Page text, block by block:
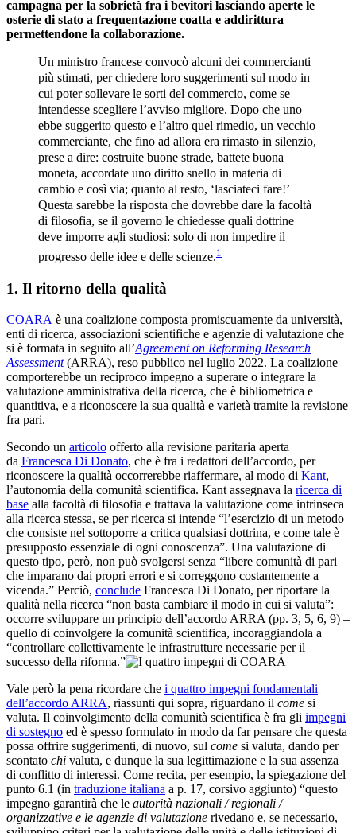
campagna per la sobrietà fra i bevitori lasciando aperte le
osterie di stato a frequentazione coatta e addirittura
permettendone la collaborazione.
Un ministro francese convocò alcuni dei commercianti
più stimati, per chiedere loro suggerimenti sul modo in
cui poter sollevare le sorti del commercio, come se
intendesse scegliere l’avviso migliore. Dopo che uno
ebbe suggerito questo e l’altro quel rimedio, un vecchio
commerciante, che fino ad allora era rimasto in silenzio,
prese a dire: costruite buone strade, battete buona
moneta, accordate uno diritto snello in materia di
cambio e così via; quanto al resto, ‘lasciateci fare!’
Questa sarebbe la risposta che dovrebbe dare la facoltà
di filosofia, se il governo le chiedesse quali dottrine
deve imporre agli studiosi: solo di non impedire il
progresso delle idee e delle scienze.1
1. Il ritorno della qualità
COARA è una coalizione composta promiscuamente da università,
enti di ricerca, associazioni scientifiche e agenzie di valutazione che
si è formata in seguito all’Agreement on Reforming Research
Assessment(ARRA), reso pubblico nel luglio 2022. La coalizione
comporterebbe un reciproco impegno a superare o integrare la
valutazione amministrativa della ricerca, che è bibliometrica e
quantitiva, e a riconoscere la sua qualità e varietà tramite la revisione
fra pari.
Secondo un articolo offerto alla revisione paritaria aperta
da Francesca Di Donato, che è fra i redattori dell’accordo, per
riconoscere la qualità occorrerebbe riaffermare, al modo di Kant,
l’autonomia della comunità scientifica. Kant assegnava la ricerca di
base alla facoltà di filosofia e trattava la valutazione come intrinseca
alla ricerca stessa, se per ricerca si intende “l’esercizio di un metodo
che consiste nel sottoporre a critica qualsiasi dottrina, e come tale è
presupposto essenziale di ogni conoscenza”. Una valutazione di
questo tipo, però, non può svolgersi senza “libere comunità di pari
che imparano dai propri errori e si correggono costantemente a
vicenda.” Perciò, conclude Francesca Di Donato, per riportare la
qualità nella ricerca “non basta cambiare il modo in cui si valuta”:
occorre sviluppare un principio dell’accordo ARRA (pp. 3, 5, 6, 9) –
quello di coinvolgere la comunità scientifica, incoraggiandola a
“controllare collettivamente le infrastrutture necessarie per il
successo della riforma.”
Vale però la pena ricordare che i quattro impegni fondamentali
dell’accordo ARRA, riassunti qui sopra, riguardano il come si
valuta. Il coinvolgimento della comunità scientifica è fra gli impegni
di sostegno ed è spesso formulato in modo da far pensare che questa
possa offrire suggerimenti, di nuovo, sul come si valuta, dando per
scontato chi valuta, e dunque la sua legittimazione e la sua assenza
di conflitto di interessi. Come recita, per esempio, la spiegazione del
punto 6.1 (in traduzione italiana a p. 17, corsivo aggiunto) “questo
impegno garantirà che le autorità nazionali / regionali /
organizzative e le agenzie di valutazione rivedano e, se necessario,